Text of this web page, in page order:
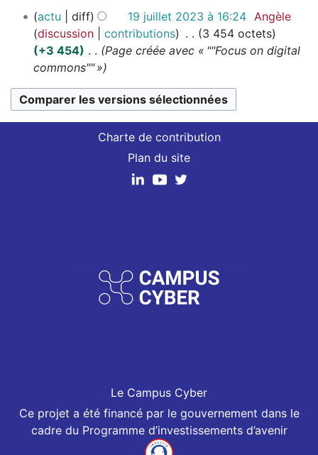
a
t
i
o
n
s
f
i
c
a
t
i
o
m
o
d
i
f
i
c
2
l
actu diff 19 juillet 2023 à 16:24
Angèle
discussion
contributions
3 454 octets
+3 454
Page créée avec « ""Focus on digital
commons"" »
Charte de contribution
Plan du site
Le Campus Cyber
Ce projet a été financé par le gouvernement dans le
cadre du Programme d’investissements d’avenir